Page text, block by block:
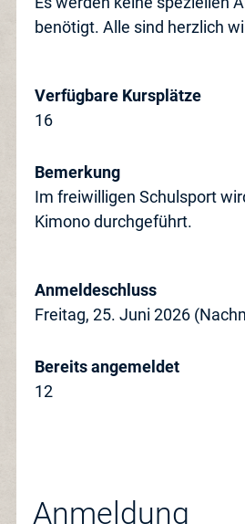
benötigt. Alle sind herzlich
Verfügbare Kursplätze
16
Bemerkung
Im freiwilligen Schulsport
Kimono durchgeführt.
Anmeldeschluss
Freitag, 25. Juni 2026
Bereits angemeldet
12
Anmeldung